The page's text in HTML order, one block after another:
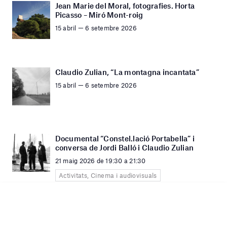
Jean Marie del Moral, fotografies. Horta
Picasso – Miró Mont-roig
15 abril — 6 setembre 2026
Claudio Zulian, “La montagna incantata”
15 abril — 6 setembre 2026
Documental “Constel.lació Portabella” i
conversa de Jordi Balló i Claudio Zulian
21 maig 2026 de 19:30 a 21:30
Activitats, Cinema i audiovisuals